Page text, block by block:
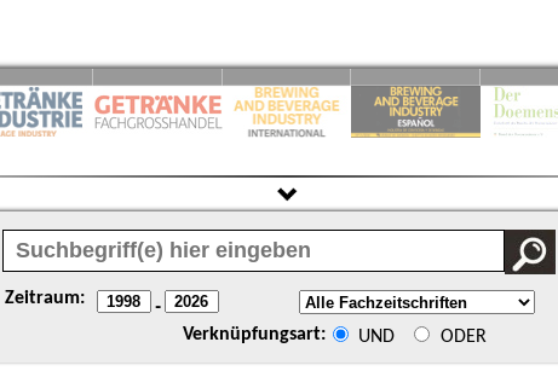
Zeitraum: -
Verknüpfungsart: UND ODER